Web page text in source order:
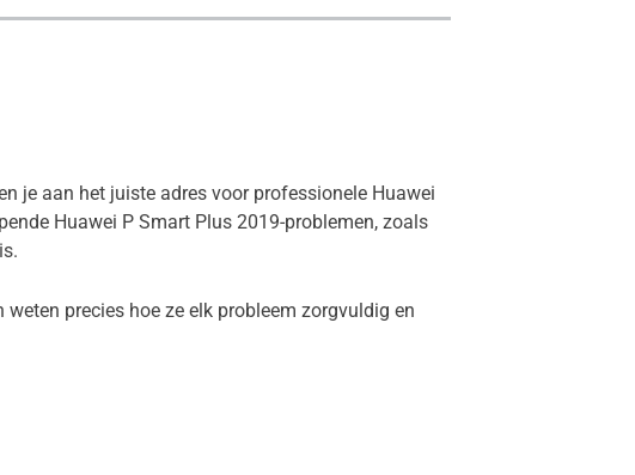
je aan het juiste adres voor professionele Huawei
Huawei P Smart Plus 2019-problemen, zoals
precies hoe ze elk probleem zorgvuldig en